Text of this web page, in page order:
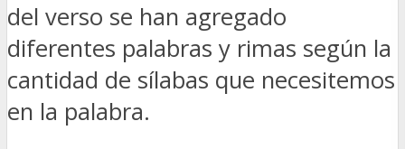
del verso se han agregado
diferentes palabras y rimas según la
cantidad de sílabas que necesitemos
en la palabra.